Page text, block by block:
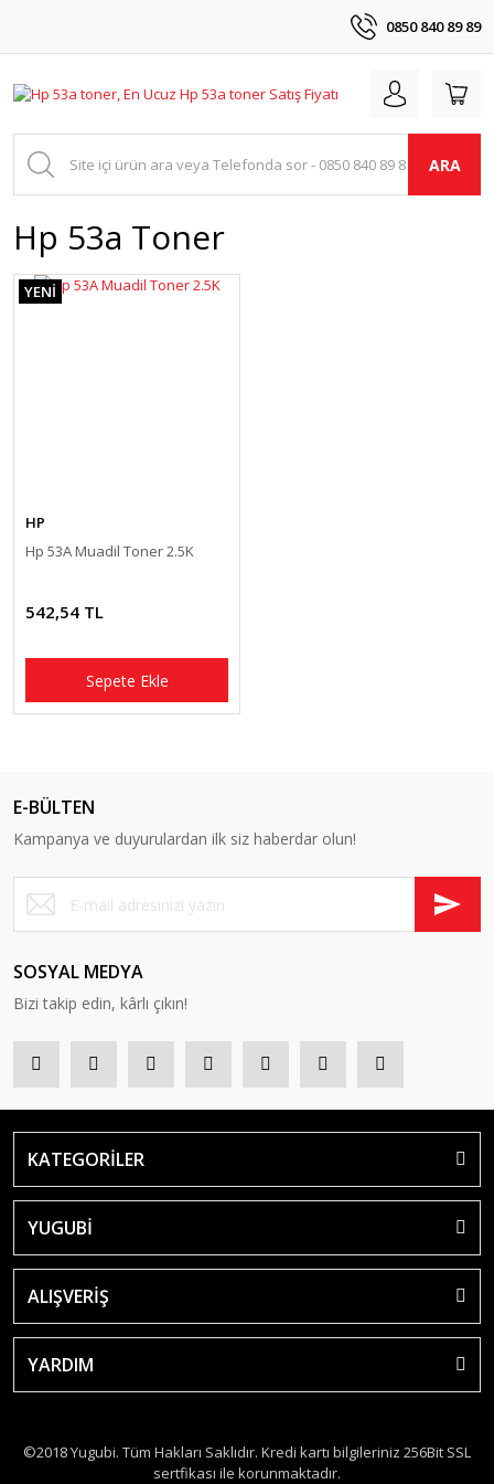
0850 840 89 89
ARA
Hp 53a Toner
YENİ
HP
Hp 53A Muadil Toner 2.5K
542,54 TL
Sepete Ekle
E-BÜLTEN
Kampanya ve duyurulardan ilk siz haberdar olun!
SOSYAL MEDYA
Bizi takip edin, kârlı çıkın!
KATEGORİLER
YUGUBİ
ALIŞVERİŞ
YARDIM
©2018 Yugubi. Tüm Hakları Saklıdır. Kredi kartı bilgileriniz 256Bit SSL
sertfikası ile korunmaktadır.